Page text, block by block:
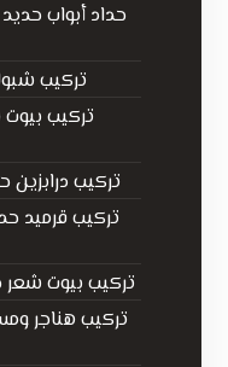
تركيب شبوك
تركيب
تركيب درابزين
تركيب بيوت شعر حديد
تركيب هناجر